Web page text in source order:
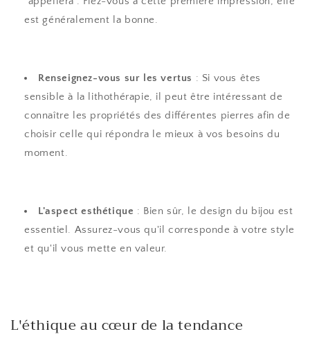
est généralement la bonne.
Renseignez-vous sur les vertus : Si vous êtes
sensible à la lithothérapie, il peut être intéressant de
connaître les propriétés des différentes pierres afin de
choisir celle qui répondra le mieux à vos besoins du
moment.
L'aspect esthétique : Bien sûr, le design du bijou est
essentiel. Assurez-vous qu'il corresponde à votre style
et qu'il vous mette en valeur.
L'éthique au cœur de la tendance